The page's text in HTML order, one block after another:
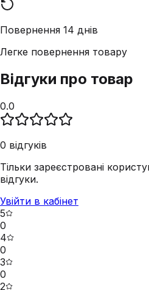
Повернення 14 днів
Легке повернення товару
Відгуки про товар
0.0
0 відгуків
Тільки зареєстровані
відгуки.
Увійти в кабінет
5
0
4
0
3
0
2